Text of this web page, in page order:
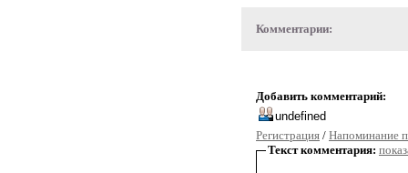
Комментарии:
Добавить комментарий:
Регистрация / Напоминание
Текст комментария: